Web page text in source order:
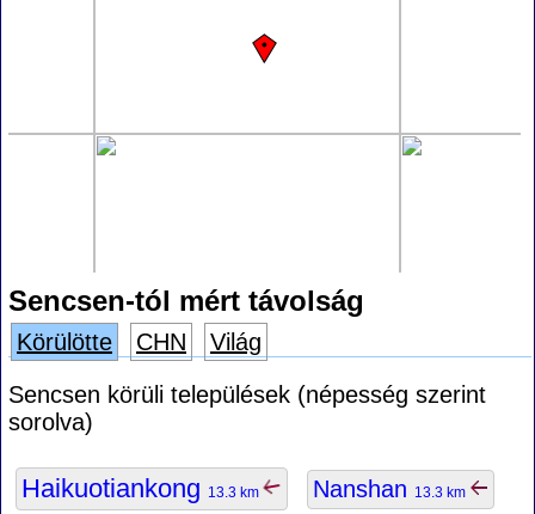
Sencsen-tól mért távolság
Körülötte CHN
Világ
Sencsen körüli települések (népesség szerint
sorolva)
Haikuotiankong 13.3 km Nanshan 13.3 km